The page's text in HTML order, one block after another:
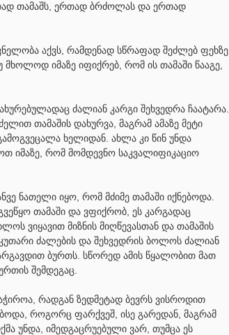
თამაშს, ერთად ბრძოლას და ერთად
აქვს, რამდენად სწრაფად შეძლებ ფეხზე
იმაზე იფიქრებ, რომ ის თამაში წააგე,
ძალიან კარგი შეხვედრა ჩაატარა.
თამაშის დახურვა, მაგრამ ამაზე მეტი
ხელიდან. ახლა კი წინ უნდა
იმაზე, რომ მომდევნო საკვალიფიკაციო
ნათელი იყო, რომ მძიმე თამაში იქნებოდა.
თამაში და ვფიქრობ, ეს კარგადაც
ვიყავით მიზნის მიღწევასთან და თამაშის
ძალების და შეხვედრის ბოლოს ძალიან
ბურთს. სწორედ ამის წყალობით მათ
შემდეგაც.
რადგან ზედმეტად ბევრს ვისროდით
როგორც ფარქვეშ, ისე გარედან, მაგრამ
უნდა, იმედგაცრუებული ვარ, თუმცა ეს